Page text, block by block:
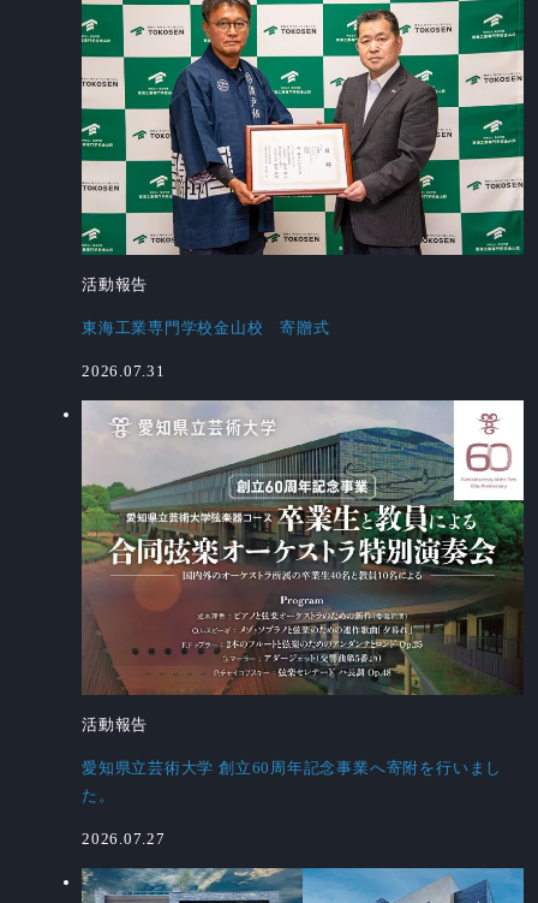
活動報告
東海工業専門学校金山校 寄贈式
2026.07.31
活動報告
愛知県立芸術大学 創立60周年記念事業へ寄附を行いまし
た。
2026.07.27